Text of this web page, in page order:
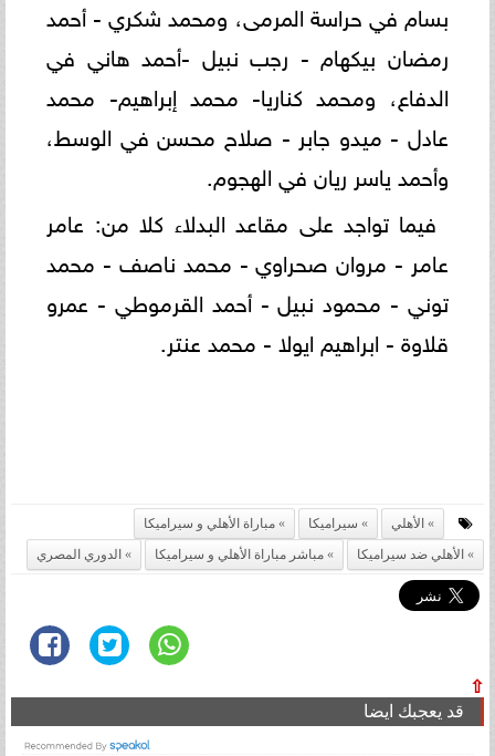
بسام في حراسة المرمى، ومحمد شكري - أحمد
رمضان بيكهام - رجب نبيل -أحمد هاني في
الدفاع، ومحمد كناريا- محمد إبراهيم- محمد
عادل - ميدو جابر - صلاح محسن في الوسط،
وأحمد ياسر ريان في الهجوم.
فيما تواجد على مقاعد البدلاء كلا من: عامر
عامر - مروان صحراوي - محمد ناصف - محمد
توني - محمود نبيل - أحمد القرموطي - عمرو
قلاوة - ابراهيم ايولا - محمد عنتر.
الأهلي سيراميكا
مباراة الأهلي و سيراميكا
الأهلي ضد سيراميكا
مباشر مباراة الأهلي و سيراميكا الدوري المصري
⇧
قد يعجبك ايضا